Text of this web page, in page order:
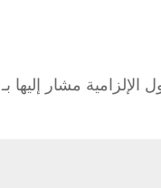
الإلزامية مشار إليها بـ